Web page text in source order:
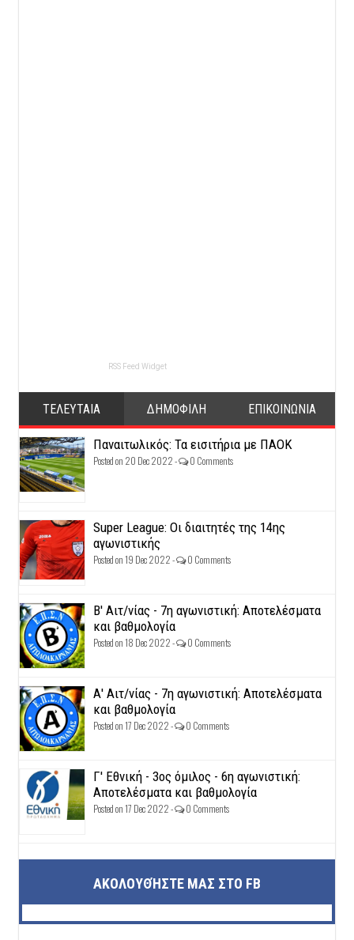
RSS Feed Widget
ΤΕΛΕΥΤΑΙΑ ΔΗΜΟΦΙΛΗ ΕΠΙΚΟΙΝΩΝΙΑ
Παναιτωλικός: Τα εισιτήρια με ΠΑΟΚ
Posted on 20 Dec 2022 - 0 Comments
Super League: Οι διαιτητές της 14ης
αγωνιστικής
Posted on 19 Dec 2022 - 0 Comments
Β' Αιτ/νίας - 7η αγωνιστική: Αποτελέσματα
και βαθμολογία
Posted on 18 Dec 2022 - 0 Comments
Α' Αιτ/νίας - 7η αγωνιστική: Αποτελέσματα
και βαθμολογία
Posted on 17 Dec 2022 - 0 Comments
Γ' Εθνική - 3ος όμιλος - 6η αγωνιστική:
Αποτελέσματα και βαθμολογία
Posted on 17 Dec 2022 - 0 Comments
ΑΚΟΛΟΥΘΉΣΤΕ ΜΑΣ ΣΤΟ FB